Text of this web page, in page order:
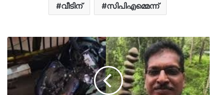
വീടിന് സിപിഎമ്മെന്ന്